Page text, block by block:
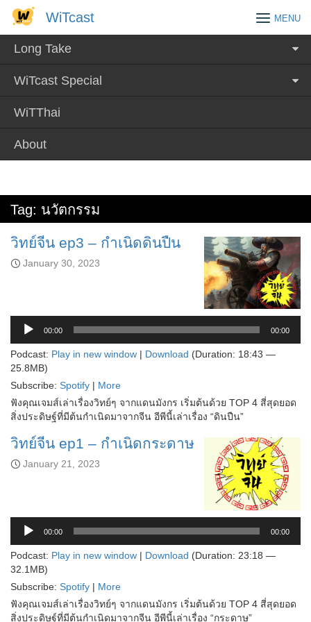
Skip
content
WiTcast
Long Take
WiTcast Special
WiTThai
About
WiTcast MENU
Tag: นวัตกรรม
วิทย์จีน ep3 – กำเนิดดินปืน
January 30, 2023
00:00 00:00
Podcast: Play in new window | Download (Duration: 18:43 —
25.8MB)
Subscribe: Spotify | More
ฟังคุณเจมส์เล่าเรื่องวิทย์ๆ จากแดนมังกร เริ่มต้นด้วย TOP 4 สี่สุดยอด
สิ่งประดิษฐ์ที่มีต้นกำเนิดมาจากจีน อีพีนี้เล่าเรื่อง “ดินปืน”
วิทย์จีน ep1 – กำเนิดกระดาษ
January 21, 2023
00:00 00:00
Podcast: Play in new window | Download (Duration: 23:18 —
32.1MB)
Subscribe: Spotify | More
ฟังคุณเจมส์เล่าเรื่องวิทย์ๆ จากแดนมังกร เริ่มต้นด้วย TOP 4 สี่สุดยอด
สิ่งประดิษฐ์ที่มีต้นกำเนิดมาจากจีน อีพีนี้เล่าเรื่อง “กระดาษ”